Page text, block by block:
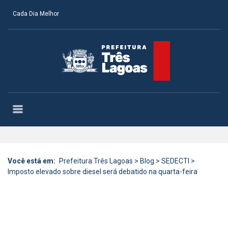
Cada Dia Melhor
Você está em: Prefeitura Três Lagoas > Blog > SEDECTI >
Imposto elevado sobre diesel será debatido na quarta-feira